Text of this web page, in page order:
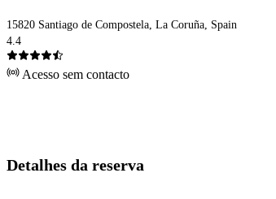
15820 Santiago de Compostela, La Coruña, Spain
4.4
Acesso sem contacto
Detalhes da reserva